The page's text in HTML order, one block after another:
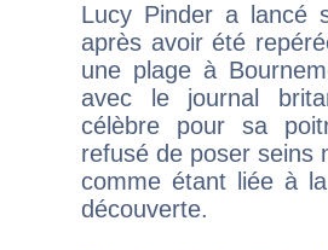
Lucy Pinder a lancé
après avoir été
une plage à
avec le journal
célèbre pour sa
refusé de poser seins
comme étant liée à
découverte.